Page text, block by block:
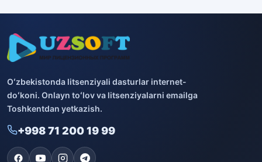
Oʻzbekistonda litsenziyali dasturlar internet-
doʻkoni. Onlayn toʻlov va litsenziyalarni emailga
Toshkentdan yetkazish.
+998 71 200 19 99